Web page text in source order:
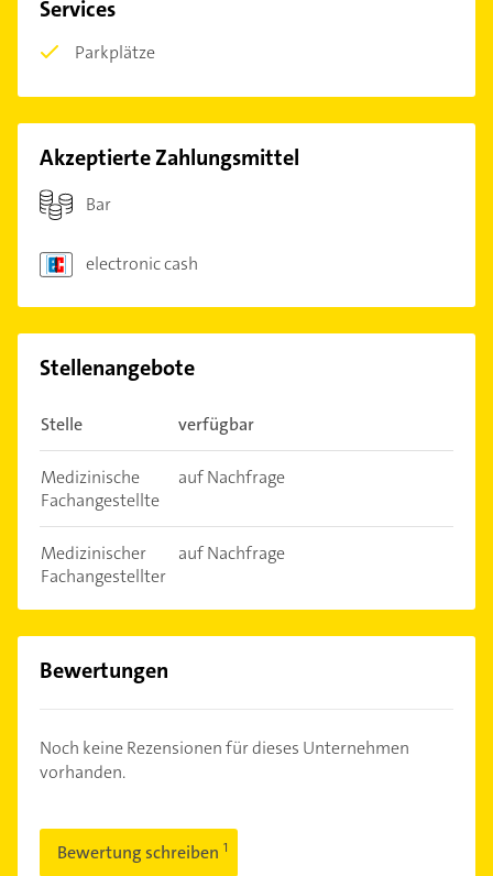
Services
Parkplätze
Akzeptierte Zahlungsmittel
Bar
electronic cash
Stellenangebote
Stelle verfügbar
Medizinische
Fachangestellte
auf Nachfrage
Medizinischer
Fachangestellter
auf Nachfrage
Bewertungen
Noch keine Rezensionen für dieses Unternehmen
vorhanden.
Bewertung schreiben